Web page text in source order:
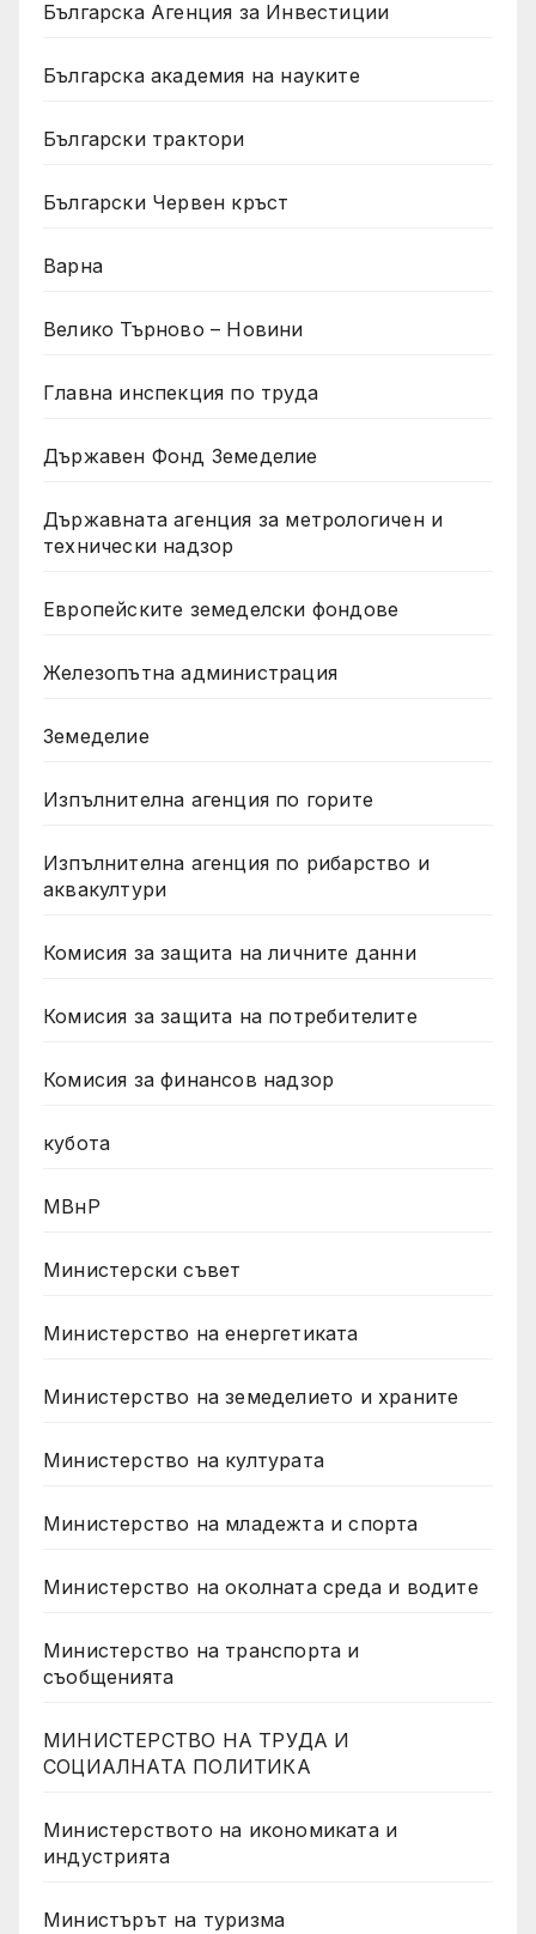
Българска Агенция за Инвестиции
Българска академия на науките
Български трактори
Български Червен кръст
Варна
Велико Търново – Новини
Главна инспекция по труда
Държавен Фонд Земеделие
Държавната агенция за метрологичен и
технически надзор
Европейските земеделски фондове
Железопътна администрация
Земеделие
Изпълнителна агенция по горите
Изпълнителна агенция по рибарство и
аквакултури
Комисия за защита на личните данни
Комисия за защита на потребителите
Комисия за финансов надзор
кубота
МВнР
Министерски съвет
Министерство на енергетиката
Министерство на земеделието и храните
Министерство на културата
Министерство на младежта и спорта
Министерство на околната среда и водите
Министерство на транспорта и
съобщенията
МИНИСТЕРСТВО НА ТРУДА И
СОЦИАЛНАТА ПОЛИТИКА
Министерството на икономиката и
индустрията
Министърът на туризма